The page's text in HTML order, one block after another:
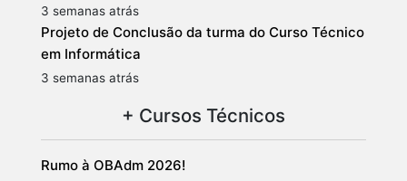
3 semanas atrás
Projeto de Conclusão da turma do Curso Técnico
em Informática
3 semanas atrás
+ Cursos Técnicos
Rumo à OBAdm 2026!